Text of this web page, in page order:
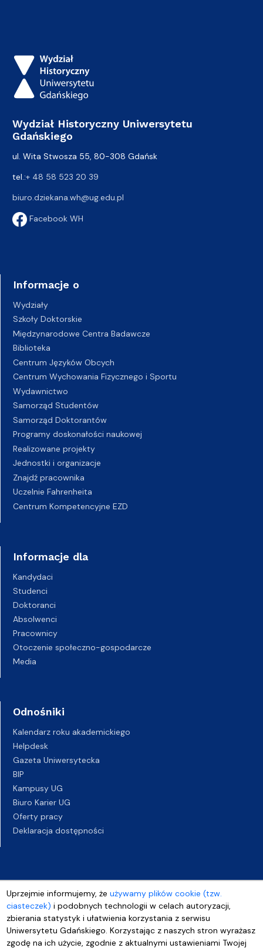
Uprzejmie informujemy, żeużywamy plików cookie (tzw.
ciasteczek) i podobnych technologii w celach autoryzacji,
zbierania statystyk i ułatwienia korzystania z serwisu
Uniwersytetu Gdańskiego. Korzystając z naszych stron wyrażasz
zgodę na ich użycie, zgodnie z aktualnymi ustawieniami Twojej
Wydział Historyczny Uniwersytetu
Gdańskiego
ul. Wita Stwosza 55, 80-308 Gdańsk
tel.:+ 48 58 523 20 39
biuro.dziekana.wh@ug.edu.pl
Facebook WH
Informacje o
Wydziały
Szkoły Doktorskie
Międzynarodowe Centra Badawcze
Biblioteka
Centrum Języków Obcych
Centrum Wychowania Fizycznego i Sportu
Wydawnictwo
Samorząd Studentów
Samorząd Doktorantów
Programy doskonałości naukowej
Realizowane projekty
Jednostki i organizacje
Znajdź pracownika
Uczelnie Fahrenheita
Centrum Kompetencyjne EZD
Informacje dla
Kandydaci
Studenci
Doktoranci
Absolwenci
Pracownicy
Otoczenie społeczno-gospodarcze
Media
Odnośniki
Kalendarz roku akademickiego
Helpdesk
Gazeta Uniwersytecka
BIP
Kampusy UG
Biuro Karier UG
Oferty pracy
Deklaracja dostępności